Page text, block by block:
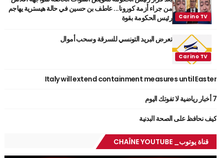
من جراء أزمة كورونا... عاطف بن حسين في حالة هيسترية يهاجم
رئيس الحكومة بقوة
تعرض البريد التونسي للسرقة وسحب أموال
Italy will extend containment measures until Easter
7 أخبار رياضية لا تفوتك اليوم
كيف نحافظ على الصحة البدنية
قناة يوتوب_ CHAÎNE YOUTUBE